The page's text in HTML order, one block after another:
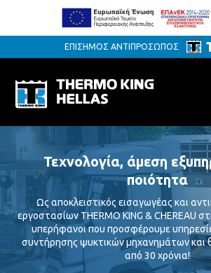
ΕΠΙΣΗΜΟΣ ΑΝΤΙΠΡΟΣΩΠΟΣ
Τεχνολογία, άμεση
ποιότητα
Ως αποκλειστικός εισαγωγέας και
εργοστασίων THERMO KING & CHEREAU
υπερήφανοι που προσφέρουμε
συντήρησης ψυκτικών μηχανημάτων και
από 30 χρόνια!